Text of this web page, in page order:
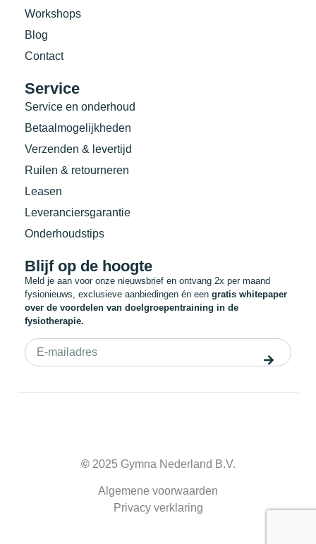
Workshops
Blog
Contact
Service
Service en onderhoud
Betaalmogelijkheden
Verzenden & levertijd
Ruilen & retourneren
Leasen
Leveranciersgarantie
Onderhoudstips
Blijf op de hoogte
Meld je aan voor onze nieuwsbrief en ontvang 2x per maand
fysionieuws, exclusieve aanbiedingen én een gratis whitepaper
over de voordelen van doelgroepentraining in de
fysiotherapie.
© 2025 Gymna Nederland B.V.
Algemene voorwaarden
Privacy verklaring